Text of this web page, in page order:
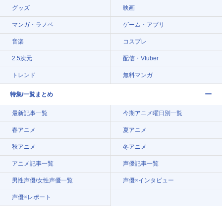
グッズ 映画
マンガ・ラノベ ゲーム・アプリ
音楽 コスプレ
2.5次元 配信・Vtuber
トレンド 無料マンガ
特集/一覧まとめ
最新記事一覧 今期アニメ曜日別一覧
春アニメ 夏アニメ
秋アニメ 冬アニメ
アニメ記事一覧 声優記事一覧
男性声優/女性声優一覧 声優×インタビュー
声優×レポート